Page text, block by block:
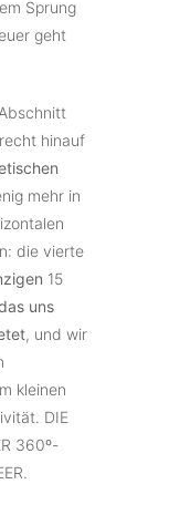
Sprung
geht
hinauf
mehr in
die vierte
15
uns
, und wir
kleinen
DIE
360º-